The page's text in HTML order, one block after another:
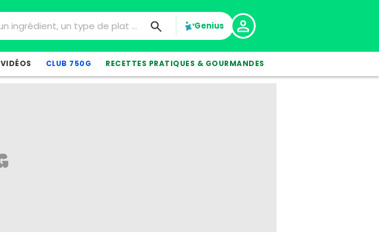
Genius
VIDÉOS CLUB 750G RECETTES PRATIQUES & GOURMANDES